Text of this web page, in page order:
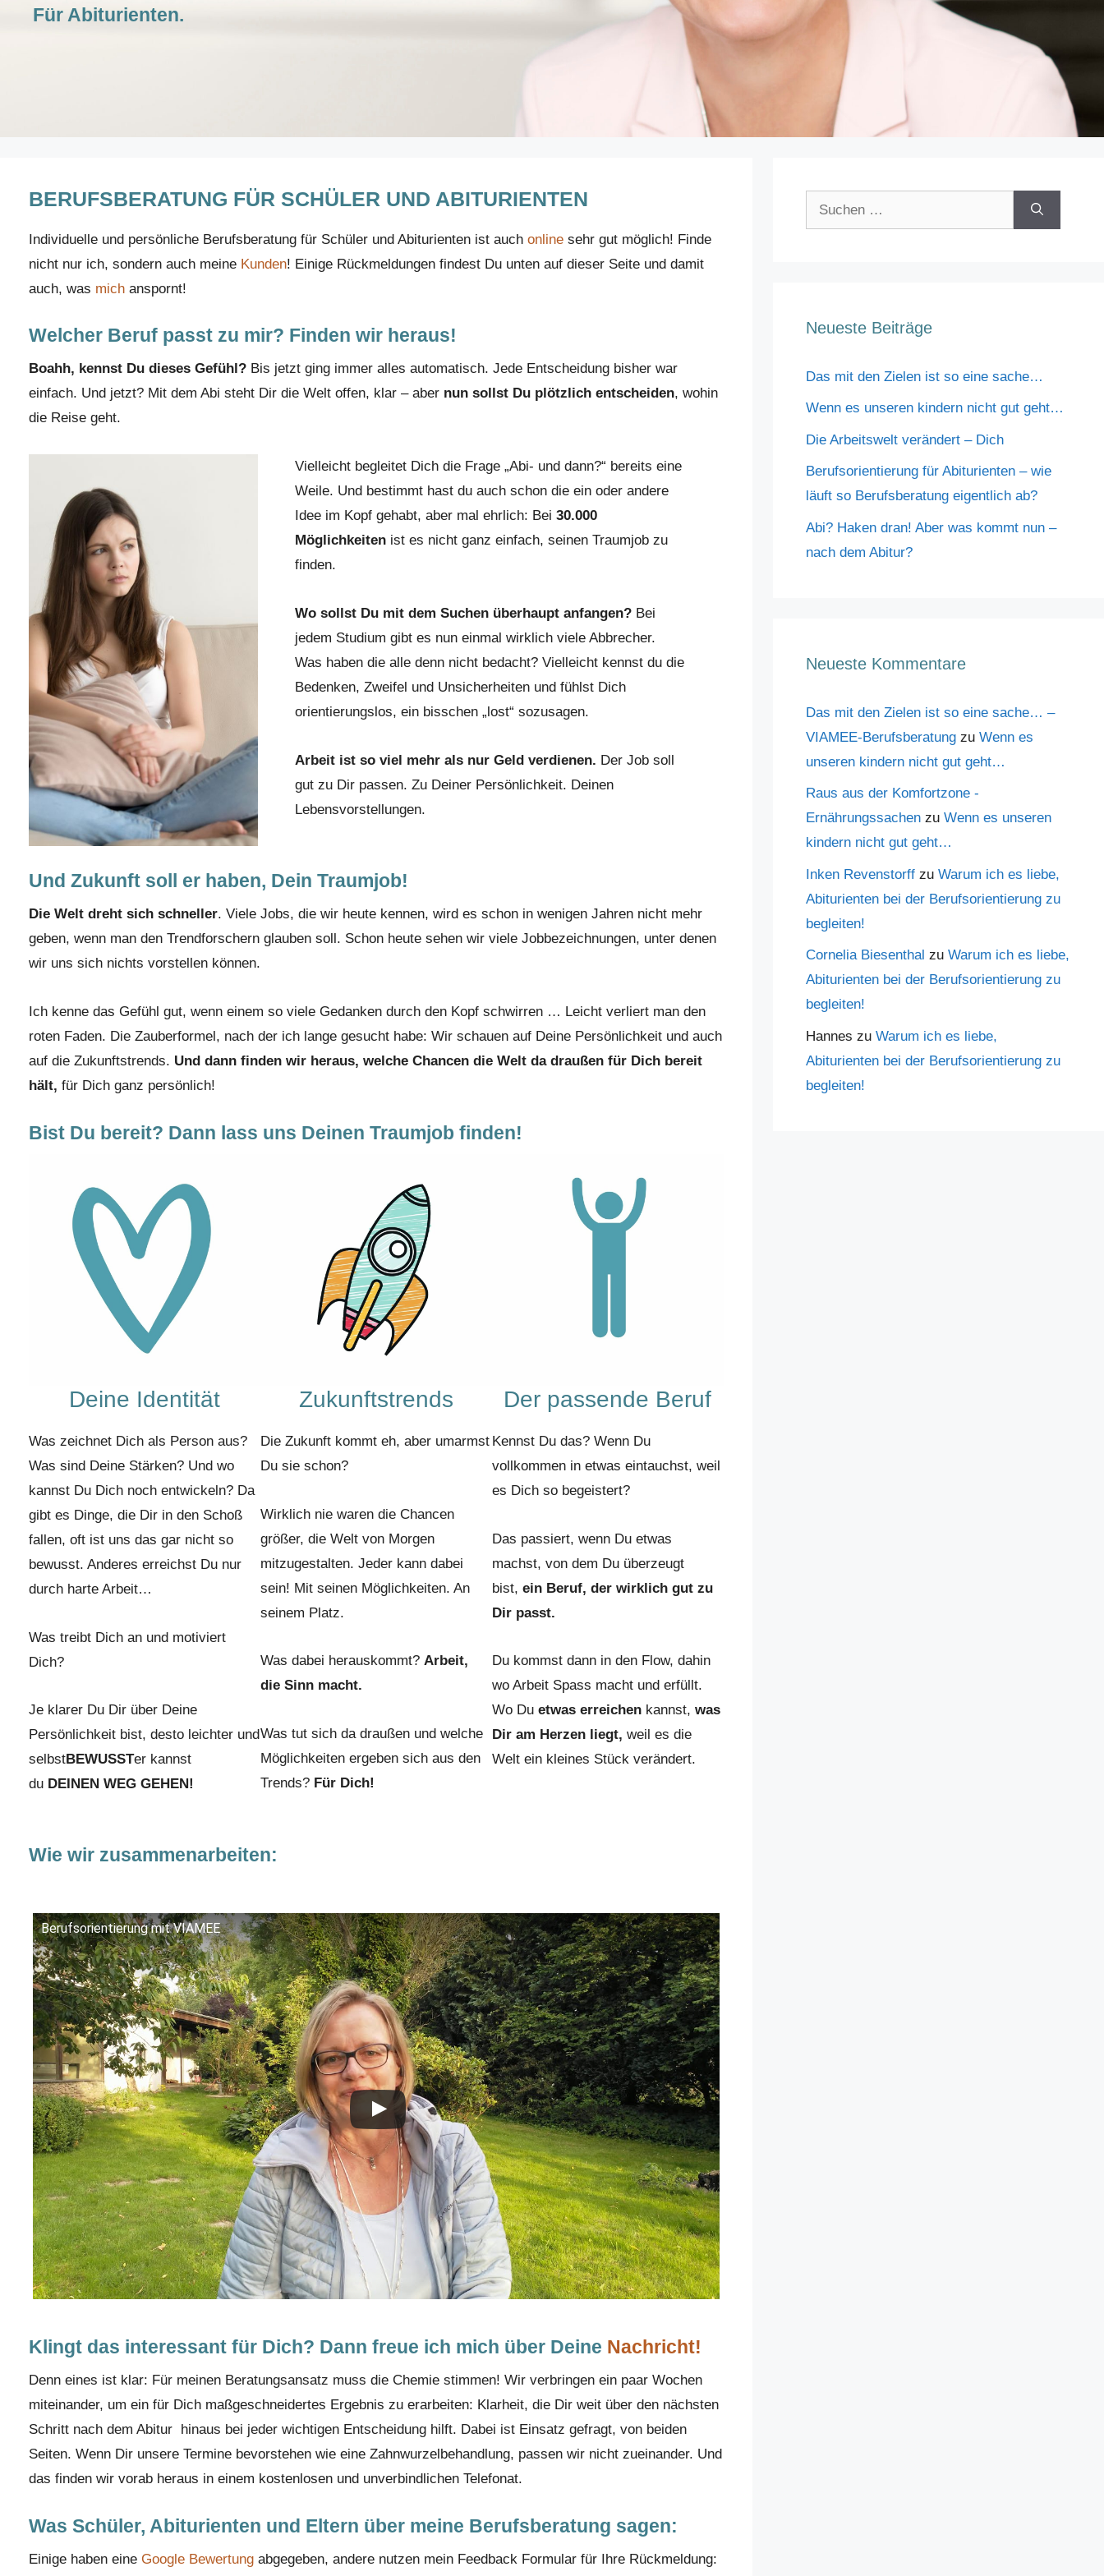
Für Abiturienten.
BERUFSBERATUNG FÜR SCHÜLER UND ABITURIENTEN
Individuelle und persönliche Berufsberatung für Schüler und Abiturienten ist auch online sehr gut möglich! Finde
nicht nur ich, sondern auch meine Kunden! Einige Rückmeldungen findest Du unten auf dieser Seite und damit
auch, was mich anspornt!
Welcher Beruf passt zu mir? Finden wir heraus!
Boahh, kennst Du dieses Gefühl? Bis jetzt ging immer alles automatisch. Jede Entscheidung bisher war
einfach. Und jetzt? Mit dem Abi steht Dir die Welt offen, klar – aber nun sollst Du plötzlich entscheiden, wohin
die Reise geht.
Vielleicht begleitet Dich die Frage „Abi- und dann?“ bereits eine
Weile. Und bestimmt hast du auch schon die ein oder andere
Idee im Kopf gehabt, aber mal ehrlich: Bei30.000
Möglichkeiten ist es nicht ganz einfach, seinen Traumjob zu
finden.
Wo sollst Du mit dem Suchen überhaupt anfangen? Bei
jedem Studium gibt es nun einmal wirklich viele Abbrecher.
Was haben die alle denn nicht bedacht? Vielleicht kennst du die
Bedenken, Zweifel und Unsicherheiten und fühlst Dich
orientierungslos, ein bisschen „lost“ sozusagen.
Arbeit ist so viel mehr als nur Geld verdienen. Der Job soll
gut zu Dir passen. Zu Deiner Persönlichkeit. Deinen
Lebensvorstellungen.
Und Zukunft soll er haben, Dein Traumjob!
Die Welt dreht sich schneller. Viele Jobs, die wir heute kennen, wird es schon in wenigen Jahren nicht mehr
geben, wenn man den Trendforschern glauben soll. Schon heute sehen wir viele Jobbezeichnungen, unter denen
wir uns sich nichts vorstellen können.
Ich kenne das Gefühl gut, wenn einem so viele Gedanken durch den Kopf schwirren … Leicht verliert man den
roten Faden. Die Zauberformel, nach der ich lange gesucht habe: Wir schauen auf Deine Persönlichkeit und auch
auf die Zukunftstrends. Und dann finden wir heraus, welche Chancen die Welt da draußen für Dich bereit
hält, für Dich ganz persönlich!
Bist Du bereit? Dann lass uns Deinen Traumjob finden!
Deine Identität
Was zeichnet Dich als Person aus?
Was sind Deine Stärken? Und wo
kannst Du Dich noch entwickeln? Da
gibt es Dinge, die Dir in den Schoß
fallen, oft ist uns das gar nicht so
bewusst. Anderes erreichst Du nur
durch harte Arbeit…
Was treibt Dich an und motiviert
Dich?
Je klarer Du Dir über Deine
Persönlichkeit bist, desto leichter und
selbstBEWUSSTer kannst
du DEINEN WEG GEHEN!
Zukunftstrends
Die Zukunft kommt eh, aber umarmst
Du sie schon?
Wirklich nie waren die Chancen
größer, die Welt von Morgen
mitzugestalten. Jeder kann dabei
sein! Mit seinen Möglichkeiten. An
seinem Platz.
Was dabei herauskommt? Arbeit,
die Sinn macht.
Was tut sich da draußen und welche
Möglichkeiten ergeben sich aus den
Trends? Für Dich!
Der passende Beruf
Kennst Du das? Wenn Du
vollkommen in etwas eintauchst, weil
es Dich so begeistert?
Das passiert, wenn Du etwas
machst, von dem Du überzeugt
bist, ein Beruf, der wirklich gut zu
Dir passt.
Du kommst dann in den Flow, dahin
wo Arbeit Spass macht und erfüllt.
Wo Du etwas erreichenkannst, was
Dir am Herzen liegt, weil es die
Welt ein kleines Stück verändert.
Wie wir zusammenarbeiten:
Berufsorientierung mit VIAMEE
Klingt das interessant für Dich? Dann freue ich mich über Deine Nachricht!
Denn eines ist klar: Für meinen Beratungsansatz muss die Chemie stimmen! Wir verbringen ein paar Wochen
miteinander, um ein für Dich maßgeschneidertes Ergebnis zu erarbeiten: Klarheit, die Dir weit über den nächsten
Schritt nach dem Abitur hinaus bei jeder wichtigen Entscheidung hilft. Dabei ist Einsatz gefragt, von beiden
Seiten. Wenn Dir unsere Termine bevorstehen wie eine Zahnwurzelbehandlung, passen wir nicht zueinander. Und
das finden wir vorab heraus in einem kostenlosen und unverbindlichen Telefonat.
Was Schüler, Abiturienten und Eltern über meine Berufsberatung sagen:
Einige haben eine Google Bewertung abgegeben, andere nutzen mein Feedback Formular für Ihre Rückmeldung:
Suchen
nach:
Neueste Beiträge
Das mit den Zielen ist so eine sache…
Wenn es unseren kindern nicht gut geht…
Die Arbeitswelt verändert – Dich
Berufsorientierung für Abiturienten – wie
läuft so Berufsberatung eigentlich ab?
Abi? Haken dran! Aber was kommt nun –
nach dem Abitur?
Neueste Kommentare
Das mit den Zielen ist so eine sache… –
VIAMEE-Berufsberatungzu Wenn es
unseren kindern nicht gut geht…
Raus aus der Komfortzone -
Ernährungssachenzu Wenn es unseren
kindern nicht gut geht…
Inken Revenstorffzu Warum ich es liebe,
Abiturienten bei der Berufsorientierung zu
begleiten!
Cornelia Biesenthal zu Warum ich es liebe,
Abiturienten bei der Berufsorientierung zu
begleiten!
Hannes zu Warum ich es liebe,
Abiturienten bei der Berufsorientierung zu
begleiten!